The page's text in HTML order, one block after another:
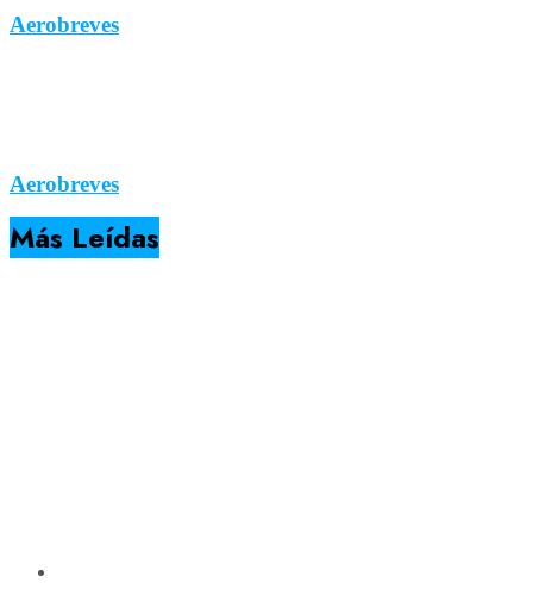
Aerobreves
Aerobreves
Más Leídas